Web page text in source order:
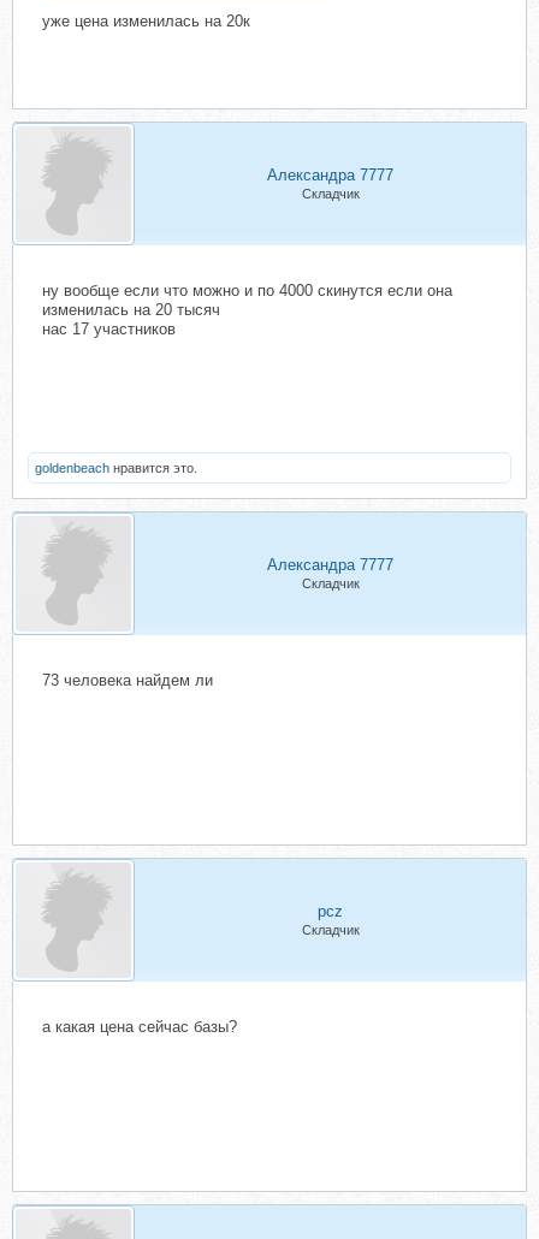
Нажмите, чтобы раскрыть...
уже цена изменилась на 20к
Александра 7777
Складчик
ну вообще если что можно и по 4000 скинутся если она
изменилась на 20 тысяч
нас 17 участников
goldenbeach нравится это.
Александра 7777
Складчик
73 человека найдем ли
pcz
Складчик
а какая цена сейчас базы?